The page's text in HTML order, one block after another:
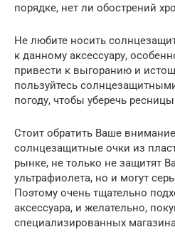
порядке, нет ли обострений
Не любите носить
к данному аксессуару,
привести к выгоранию и
пользуйтесь
погоду, чтобы уберечь
Стоит обратить Ваше
солнцезащитные очки из
рынке, не только не защитят
ультрафиолета, но и могут
Поэтому очень тщательно
аксессуара, и желательно,
специализированных